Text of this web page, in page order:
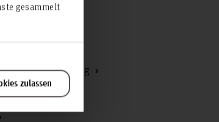
gesammelt
zulassen
und Marketing